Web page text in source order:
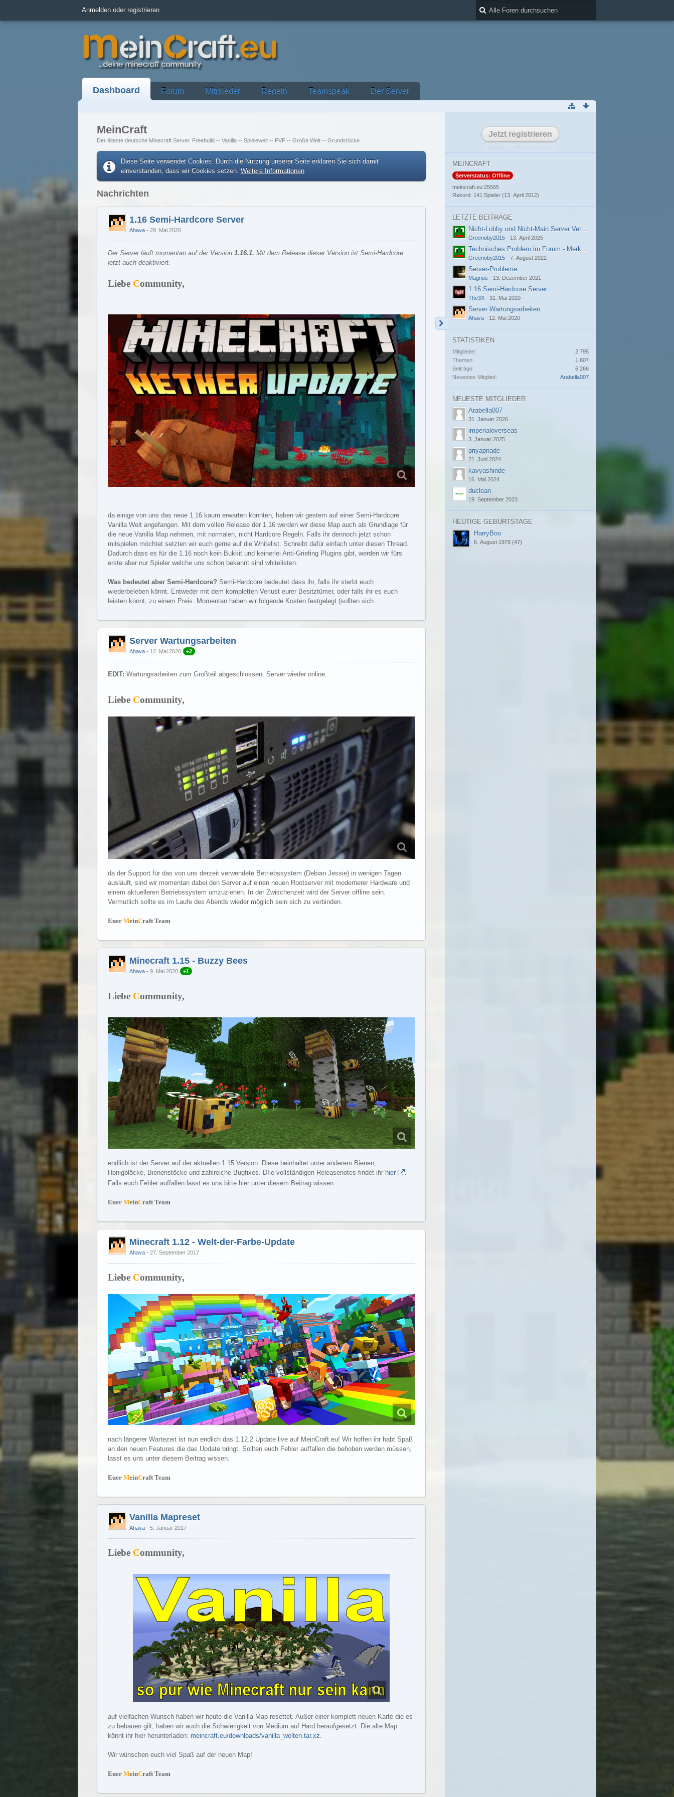
Anmelden oder registrieren
Dashboard Forum Mitglieder Regeln Teamspeak Der Server
MeinCraft
Der älteste deutsche Minecraft Server. Freebuild -- Vanilla -- Spielewelt -- PVP -- Große Welt -- Grundstücke
Diese Seite verwendet Cookies. Durch die Nutzung unserer Seite erklären Sie sich damit
einverstanden, dass wir Cookies setzen. Weitere Informationen
Nachrichten
1.16 Semi-Hardcore Server
Ahava 29. Mai 2020
Der Server läuft momentan auf der Version 1.16.1. Mit dem Release dieser Version ist Semi-Hardcore
jetzt auch deaktiviert.
Liebe Community,
da einige von uns das neue 1.16 kaum erwarten konnten, haben wir gestern auf einer Semi-Hardcore
Vanilla Welt angefangen. Mit dem vollen Release der 1.16 werden wir diese Map auch als Grundlage für
die neue Vanilla Map nehmen, mit normalen, nicht Hardcore Regeln. Falls ihr dennoch jetzt schon
mitspielen möchtet setzten wir euch gerne auf die Whitelist. Schreibt dafür einfach unter diesen Thread.
Dadurch dass es für die 1.16 noch kein Bukkit und keinerlei Anti-Griefing Plugins gibt, werden wir fürs
erste aber nur Spieler welche uns schon bekannt sind whitelisten.
Was bedeutet aber Semi-Hardcore? Semi-Hardcore bedeutet dass ihr, falls ihr sterbt euch
wiederbeleben könnt. Entweder mit dem kompletten Verlust eurer Besitztümer, oder falls ihr es euch
leisten könnt, zu einem Preis. Momentan haben wir folgende Kosten festgelegt (sollten sich…
Server Wartungsarbeiten
Ahava 12. Mai 2020 +2
EDIT: Wartungsarbeiten zum Großteil abgeschlossen. Server wieder online.
Liebe Community,
da der Support für das von uns derzeit verwendete Betriebssystem (Debian Jessie) in wenigen Tagen
ausläuft, sind wir momentan dabei den Server auf einen neuen Rootserver mit modernerer Hardware und
einem aktuelleren Betriebssystem umzuziehen. In der Zwischenzeit wird der Server offline sein.
Vermutlich sollte es im Laufe des Abends wieder möglich sein sich zu verbinden.
Euer MeinCraft Team
Minecraft 1.15 - Buzzy Bees
Ahava 9. Mai 2020 +1
Liebe Community,
endlich ist der Server auf der aktuellen 1.15 Version. Diese beinhaltet unter anderem Bienen,
Honigblöcke, Bienenstöcke und zahlreiche Bugfixes. DIie vollständigen Releasenotes findet ihr hier
.
Falls euch Fehler auffallen lasst es uns bitte hier unter diesem Beitrag wissen.
Euer MeinCraft Team
Minecraft 1.12 - Welt-der-Farbe-Update
Ahava 27. September 2017
Liebe Community,
nach längerer Wartezeit ist nun endlich das 1.12.2 Update live auf MeinCraft.eu! Wir hoffen ihr habt Spaß
an den neuen Features die das Update bringt. Sollten euch Fehler auffallen die behoben werden müssen,
lasst es uns unter diesem Beitrag wissen.
Euer MeinCraft Team
Vanilla Mapreset
Ahava 5. Januar 2017
Liebe Community,
auf vielfachen Wunsch haben wir heute die Vanilla Map resettet. Außer einer komplett neuen Karte die es
zu bebauen gilt, haben wir auch die Schwierigkeit von Medium auf Hard heraufgesetzt. Die alte Map
könnt ihr hier herunterladen: meincraft.eu/downloads/vanilla_welten.tar.xz.
Wir wünschen euch viel Spaß auf der neuen Map!
Euer MeinCraft Team
Jetzt registrieren
MEINCRAFT
Serverstatus: Offline
meincraft.eu:25565
Rekord: 141 Spieler (13. April 2012)
LETZTE BEITRÄGE
Nicht-Lobby und Nicht-Main Server Verbindungsprobleme
Greenoby2015- 13. April 2025
Technisches Problem im Forum - Merkwürdige Fehlermeldung
Greenoby2015- 7. August 2022
Server-Probleme
Magnus - 13. Dezember 2021
1.16 Semi-Hardcore Server
The3X- 31. Mai 2020
Server Wartungsarbeiten
Ahava- 12. Mai 2020
STATISTIKEN
Mitglieder
2.795
Themen
1.607
Beiträge
6.266
Neuestes Mitglied
Arabella007
NEUESTE MITGLIEDER
Arabella007
31. Januar 2026
imperialoverseas
3. Januar 2025
priyapnade
21. Juni 2024
kavyashinde
16. Mai 2024
duclean
19. September 2023
HEUTIGE GEBURTSTAGE
HarryBoo
6. August 1979 (47)